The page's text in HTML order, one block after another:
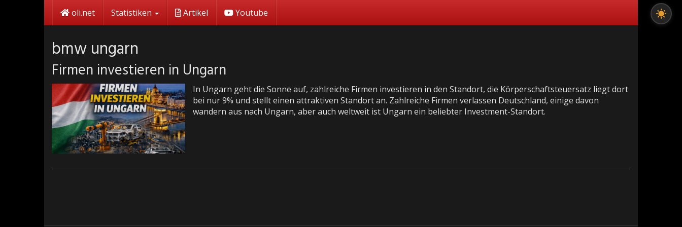
oli.net Statistiken Artikel Youtube
bmw ungarn
Firmen investieren in Ungarn
In Ungarn geht die Sonne auf, zahlreiche Firmen investieren in den Standort, die Körperschaftsteuersatz liegt dort
bei nur 9% und stellt einen attraktiven Standort an. Zahlreiche Firmen verlassen Deutschland, einige davon
wandern aus nach Ungarn, aber auch weltweit ist Ungarn ein beliebter Investment-Standort.